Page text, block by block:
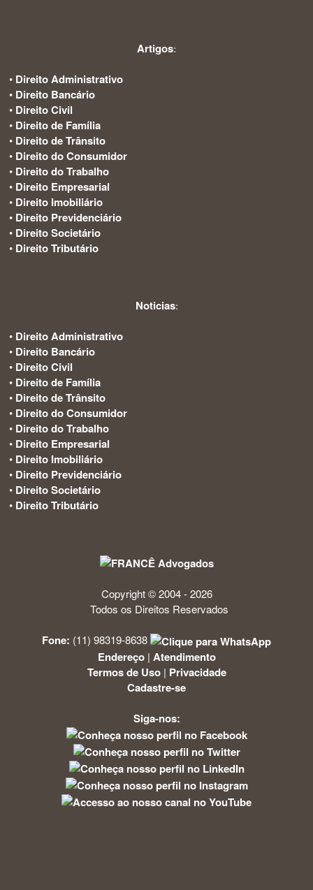
Artigos:
• Direito Administrativo
• Direito Bancário
• Direito Civil
• Direito de Família
• Direito de Trânsito
• Direito do Consumidor
• Direito do Trabalho
• Direito Empresarial
• Direito Imobiliário
• Direito Previdenciário
• Direito Societário
• Direito Tributário
Noticias:
• Direito Administrativo
• Direito Bancário
• Direito Civil
• Direito de Família
• Direito de Trânsito
• Direito do Consumidor
• Direito do Trabalho
• Direito Empresarial
• Direito Imobiliário
• Direito Previdenciário
• Direito Societário
• Direito Tributário
Copyright © 2004 - 2026
Todos os Direitos Reservados
Fone: (11) 98319-8638
Endereço| Atendimento
Termos de Uso| Privacidade
Cadastre-se
Siga-nos: